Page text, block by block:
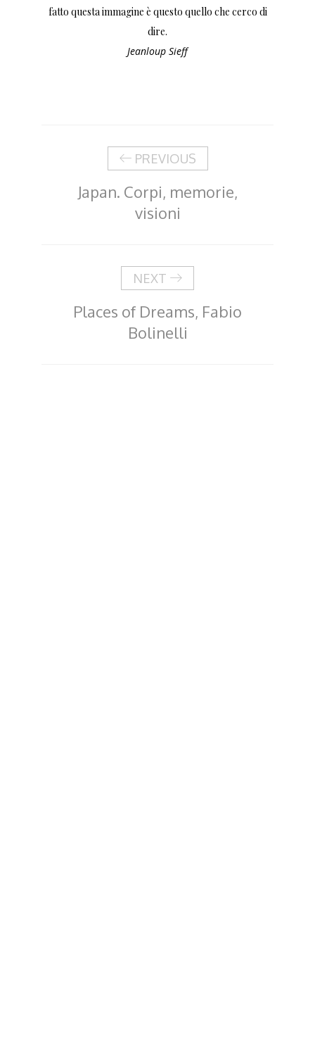
fatto questa immagine è questo quello che cerco di
dire.
Jeanloup Sieff
PREVIOUS
Japan. Corpi, memorie,
visioni
NEXT
Places of Dreams, Fabio
Bolinelli